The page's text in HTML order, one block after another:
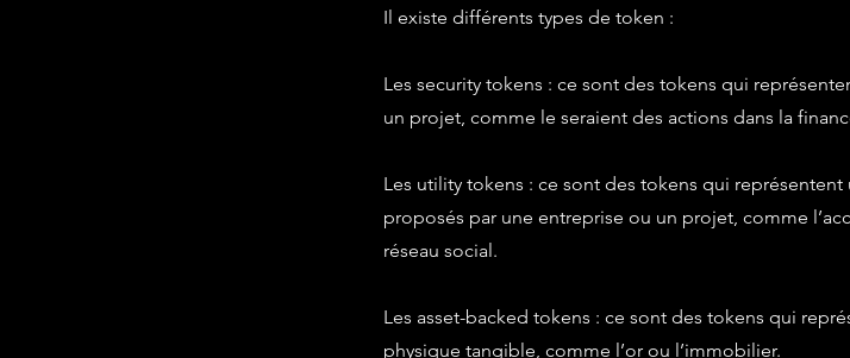
Il existe différents types de token :
Les security tokens : ce sont des tokens qui
un projet, comme le seraient des actions dans la
Les utility tokens : ce sont des tokens qui
proposés par une entreprise ou un projet, comme
réseau social.
Les asset-backed tokens : ce sont des tokens qui
physique tangible, comme l’or ou l’immobilier.